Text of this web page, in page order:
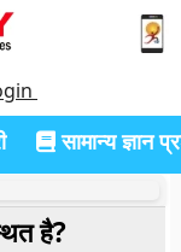
सामान्य ज्ञान
है?